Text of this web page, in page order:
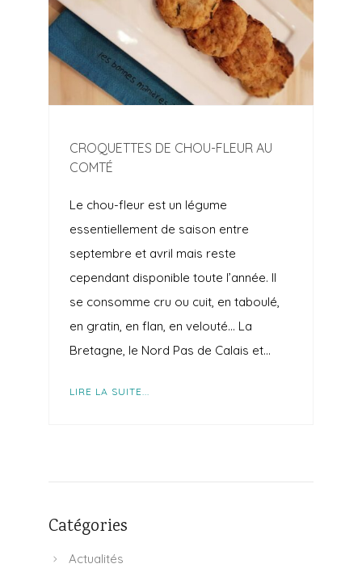
CROQUETTES DE CHOU-FLEUR AU
COMTÉ
Le chou-fleur est un légume
essentiellement de saison entre
septembre et avril mais reste
cependant disponible toute l’année. Il
se consomme cru ou cuit, en taboulé,
en gratin, en flan, en velouté… La
Bretagne, le Nord Pas de Calais et…
LIRE LA SUITE...
Catégories
Actualités